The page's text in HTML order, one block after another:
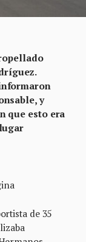
y
que esto era
de 35